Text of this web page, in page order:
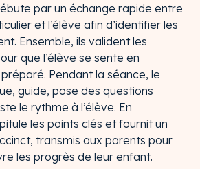
par un échange rapide entre
et l’élève afin d’identifier les
Ensemble, ils valident les
que l’élève se sente en
Pendant la séance, le
guide, pose des questions
le rythme à l’élève. En
les points clés et fournit un
transmis aux parents pour
les progrès de leur enfant.